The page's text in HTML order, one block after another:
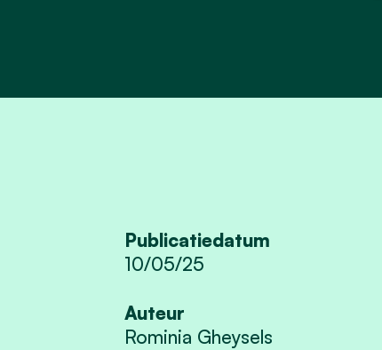
Publicatiedatum
10/05/25
Auteur
Rominia Gheysels